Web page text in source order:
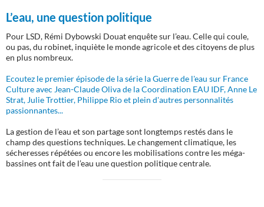
L’eau, une question politique
Pour LSD, Rémi Dybowski Douat enquête sur l’eau. Celle qui coule,
ou pas, du robinet, inquiète le monde agricole et des citoyens de plus
en plus nombreux.
Ecoutez le premier épisode de la série la Guerre de l'eau sur France
Culture avec Jean-Claude Oliva de la Coordination EAU IDF, Anne Le
Strat, Julie Trottier, Philippe Rio et plein d'autres personnalités
passionnantes...
La gestion de l’eau et son partage sont longtemps restés dans le
champ des questions techniques. Le changement climatique, les
sécheresses répétées ou encore les mobilisations contre les méga-
bassines ont fait de l’eau une question politique centrale.